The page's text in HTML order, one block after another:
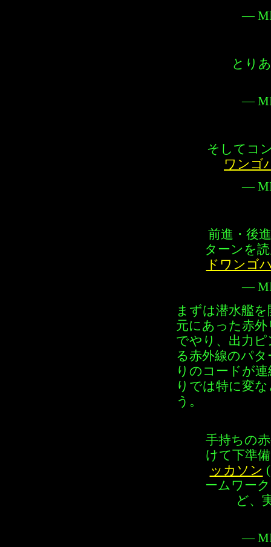
—
とり
—
そしてコ
ワンゴ
—
前進・後
ターンを
ドワンゴ
—
まずは潜水艦
元にあった赤
でやり、出力
る赤外線のパ
りのコードが
りでは特に変
う。
手持ちの
けて下準
ッカソン
ームワー
ど、
—